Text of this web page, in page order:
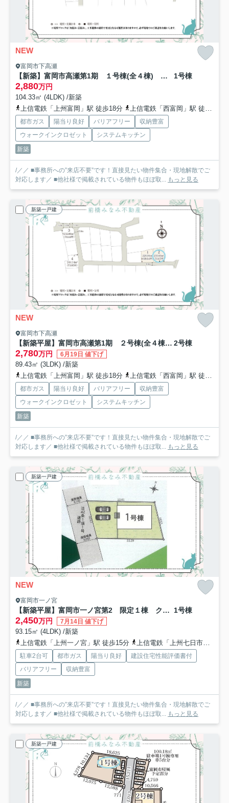
NEW
富岡市下高瀬
【新築】富岡市高瀬第1期 １号棟(全４棟) ワイウッドコート 新築建売分譲 1号棟
2,880万円
104.33㎡ (4LDK) /新築
上信電鉄「上州富岡」駅 徒歩18分
上信電鉄「西富岡」駅 徒歩21分
都市ガス 陽当り良好 バリアフリー
収納豊富
ウォークインクロゼット
システムキッチン
新築
/／／ ■事務所への”来店不要”です！直接見たい物件集合・現地解散でご
対応します／ ■他社様で掲載されている物件もほぼ取... もっと見る
新築一戸建
NEW
富岡市下高瀬
【新築平屋】富岡市高瀬第1期 ２号棟(全４棟) ワイウッドコート 新築建売分譲 2号棟
2,780万円 6月19日 値下げ
89.43㎡ (3LDK) /新築
上信電鉄「上州富岡」駅 徒歩18分
上信電鉄「西富岡」駅 徒歩21分
都市ガス 陽当り良好 バリアフリー
収納豊富
ウォークインクロゼット
システムキッチン
新築
/／／ ■事務所への”来店不要”です！直接見たい物件集合・現地解散でご
対応します／ ■他社様で掲載されている物件もほぼ取... もっと見る
新築一戸建
NEW
富岡市一ノ宮
【新築平屋】富岡市一ノ宮第2 限定１棟 クレイドルガーデン 新築建売 1号棟
2,450万円 7月14日 値下げ
93.15㎡ (4LDK) /新築
上信電鉄「上州一ノ宮」駅 徒歩15分
上信電鉄「上州七日市」駅 徒歩24分
駐車2台可 都市ガス 陽当り良好
建設住宅性能評価書付
バリアフリー
収納豊富
新築
/／／ ■事務所への”来店不要”です！直接見たい物件集合・現地解散でご
対応します／ ■他社様で掲載されている物件もほぼ取... もっと見る
新築一戸建